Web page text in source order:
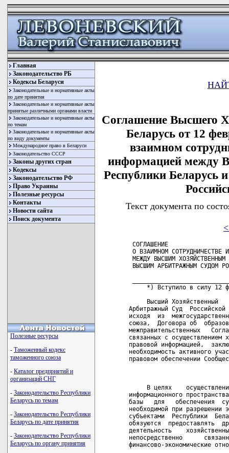
Главная
Законодательство РБ
Кодексы Беларуси
Законодательные и нормативные акты
по дате принятия
Законодательные и нормативные акты
принятые различными органами власти
Законодательные и нормативные акты
по темам
Законодательные и нормативные акты
по виду документы
Международное право в Беларуси
Законодательство СССР
Законы других стран
Кодексы
Законодательство РФ
Право Украины
Полезные ресурсы
Контакты
Новости сайта
Поиск документа
Полезные ресурсы
- Таможенный кодекс
таможенного союза
- Каталог предприятий и
организаций СНГ
- Законодательство Республики
Беларусь по темам
- Законодательство Республики
Беларусь по дате принятия
- Законодательство Республики
Беларусь по органу принятия
Соглашение Высшего
Беларусь от 12
взаимном
информацией между
Республики
Текст документа по
СОГЛАШЕНИЕ
О ВЗАИМНОМ СОТРУДНИЧЕСТВЕ
МЕЖДУ ВЫСШИМ
ВЫСШИМ АРБИТРАЖНЫМ СУДОМ
*) Вступило в силу 12
Высший Хозяйственный
Арбитражный Суд
исходя  из
союза,  Договора об
межправительственных
связанных с
правовой информацией,
необходимость активного
правовом обеспечении
В целях
информационного
базы   для   обеспечения
необходимой при разрешении
субъектами  Республики
обязуются  предоставлять
деятельность
непосредственно
финансово-экономические